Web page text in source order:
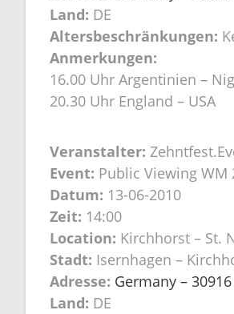
Land: DE
Altersbeschränkungen:
Anmerkungen:
16.00 Uhr Argentinien –
20.30 Uhr England – USA
Veranstalter:
Event: Public Viewing WM
Datum: 13-06-2010
Zeit: 14:00
Location: Kirchhorst – St.
Stadt: Isernhagen –
Adresse: Germany –
Land: DE